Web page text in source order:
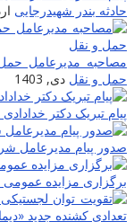
بندر شهیدرجایی
مدیرعامل حمل
و نقل دی, 1403
تبریک دکتر
پیام مدیرعامل
مزایده عمومی